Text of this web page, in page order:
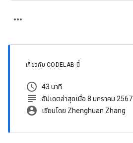
เกี่ยวกับ CODELAB นี้
schedule 43 นาที
subject อัปเดตล่าสุดเมื่อ 8 มกราคม 2567
account_circle เขียนโดย Zhenghuan Zhang